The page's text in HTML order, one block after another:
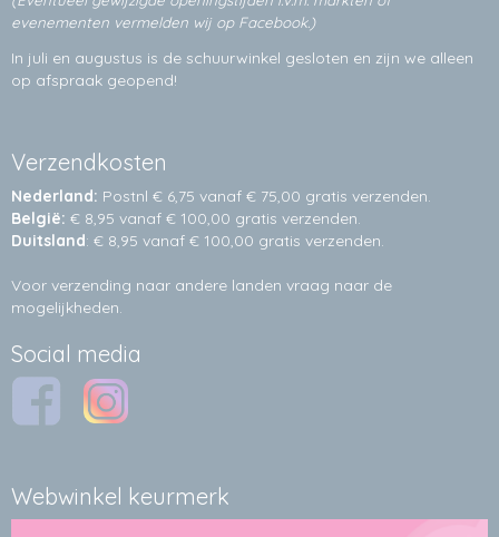
evenementen vermelden wij op Facebook.)
In juli en augustus is de schuurwinkel gesloten en zijn we alleen
op afspraak geopend!
Verzendkosten
Nederland: Postnl € 6,75 vanaf € 75,00 gratis verzenden.
België: € 8,95 vanaf € 100,00 gratis verzenden.
Duitsland: € 8,95 vanaf € 100,00 gratis verzenden.
Voor verzending naar andere landen vraag naar de
mogelijkheden.
Social media
Webwinkel keurmerk